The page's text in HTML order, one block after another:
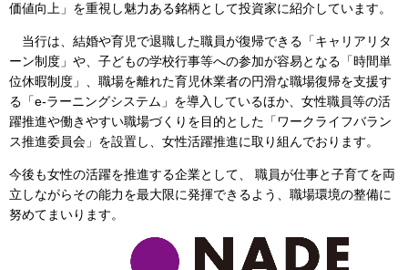
価値向上」を重視し魅力ある銘柄として投資家に紹介しています。
当行は、結婚や育児で退職した職員が復帰できる「キャリアリタ
ーン制度」や、子どもの学校行事等への参加が容易となる「時間単
位休暇制度」、職場を離れた育児休業者の円滑な職場復帰を支援す
る「e-ラーニングシステム」を導入しているほか、女性職員等の活
躍推進や働きやすい職場づくりを目的とした「ワークライフバラン
ス推進委員会」を設置し、女性活躍推進に取り組んでおります。
今後も女性の活躍を推進する企業として、 職員が仕事と子育てを両
立しながらその能力を最大限に発揮できるよう、職場環境の整備に
努めてまいります。